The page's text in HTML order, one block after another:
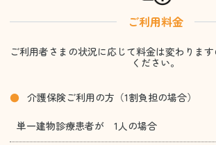
ご利用料金
ご利用者さまの状況に応じて料金は変わりま
ください。
介護保険ご利用の方（1割負担の場合）
単一建物診療患者が 1人の場合